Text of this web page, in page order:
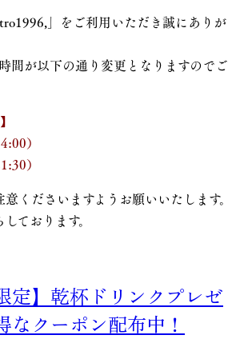
」をご利用いただき誠にありが
間が以下の通り変更となりますのでご
）
）
くださいますようお願いいたします。
ております。
定】乾杯ドリンクプレゼ
なクーポン配布中！